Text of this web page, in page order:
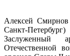
Алексей
Санкт-
Заслуженный
Отечественной